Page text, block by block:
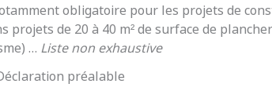
obligatoire pour les projets de
projets de 20 à 40 m² de surface de
… Liste non exhaustive
préalable